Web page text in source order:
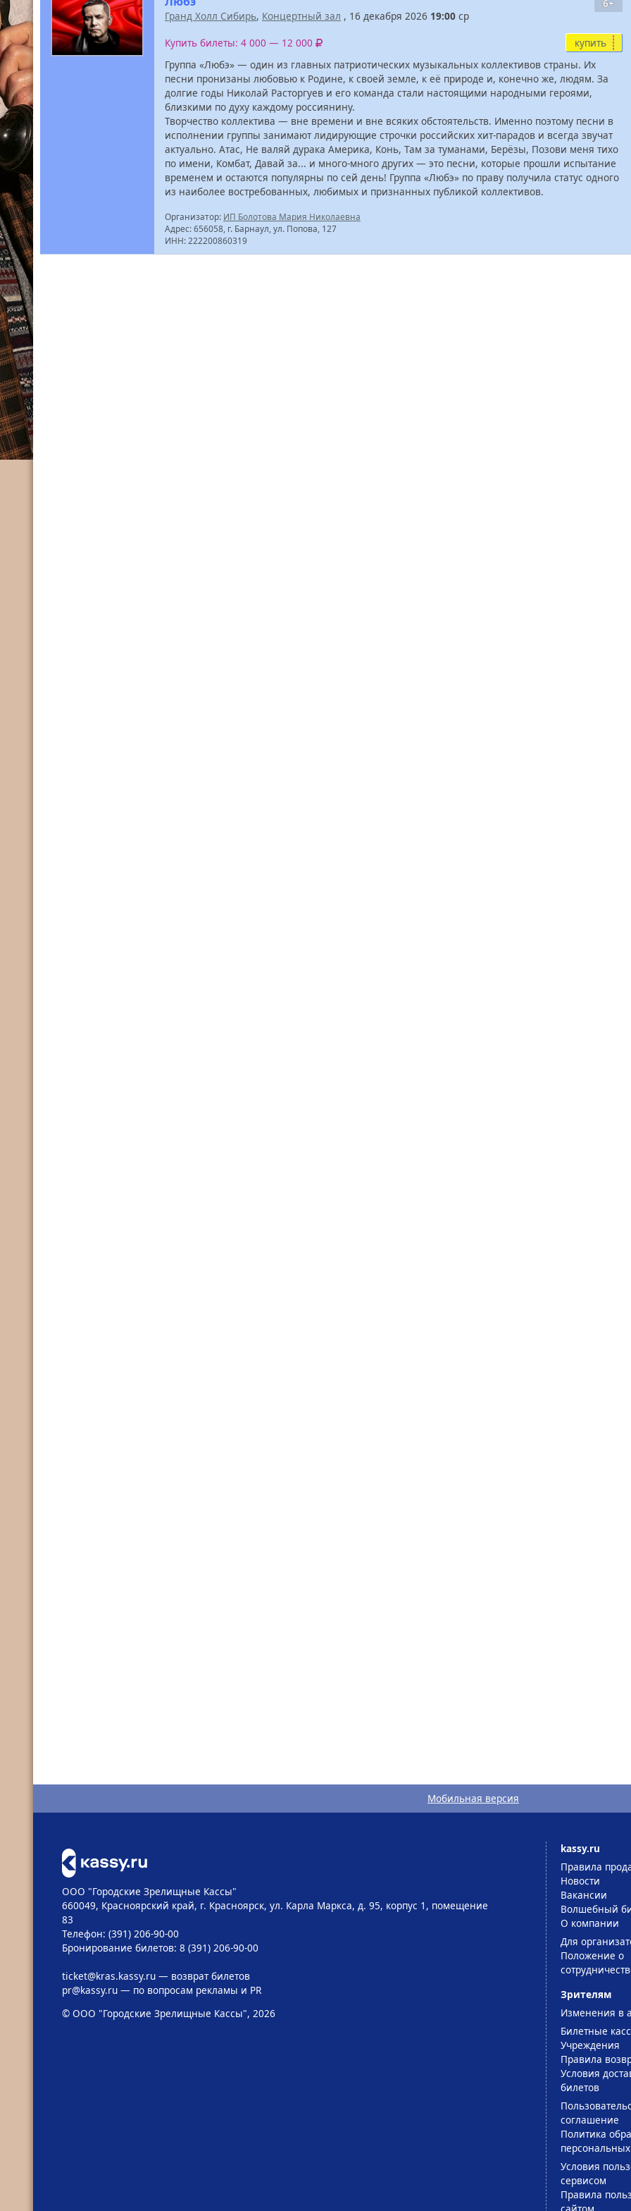
6+
Гранд Холл Сибирь, Концертный зал , 16 декабря 2026 19:00 ср
Купить билеты: 4 000 — 12 000
купить
Группа «Любэ» — один из главных патриотических музыкальных коллективов страны. Их
песни пронизаны любовью к Родине, к своей земле, к её природе и, конечно же, людям. За
долгие годы Николай Расторгуев и его команда стали настоящими народными героями,
близкими по духу каждому россиянину.
Творчество коллектива — вне времени и вне всяких обстоятельств. Именно поэтому песни в
исполнении группы занимают лидирующие строчки российских хит-парадов и всегда звучат
актуально. Атас, Не валяй дурака Америка, Конь, Там за туманами, Берёзы, Позови меня тихо
по имени, Комбат, Давай за... и много-много других — это песни, которые прошли испытание
временем и остаются популярны по сей день! Группа «Любэ» по праву получила статус одного
из наиболее востребованных, любимых и признанных публикой коллективов.
Организатор: ИП Болотова Мария Николаевна
Адрес: 656058, г. Барнаул, ул. Попова, 127
ИНН: 222200860319
Мобильная версия
ООО "Городские Зрелищные Кассы"
660049, Красноярский край, г. Красноярск, ул. Карла Маркса, д. 95, корпус 1, помещение
83
Телефон: (391) 206-90-00
Бронирование билетов: 8 (391) 206-90-00
ticket@kras.kassy.ru— возврат билетов
pr@kassy.ru— по вопросам рекламы и PR
© ООО "Городские Зрелищные Кассы", 2026
kassy.ru
Правила
Новости
Вакансии
Волшебный
О компании
Для
Положение о
Зрителям
Изменения в
Билетные
Учреждения
Правила
Условия
билетов
соглашение
Политика
Условия
сервисом
Правила
сайтом